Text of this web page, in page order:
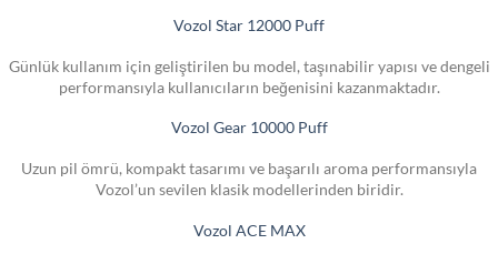
Vozol Star 12000 Puff
Günlük kullanım için geliştirilen bu model, taşınabilir yapısı ve dengeli
performansıyla kullanıcıların beğenisini kazanmaktadır.
Vozol Gear 10000 Puff
Uzun pil ömrü, kompakt tasarımı ve başarılı aroma performansıyla
Vozol’un sevilen klasik modellerinden biridir.
Vozol ACE MAX